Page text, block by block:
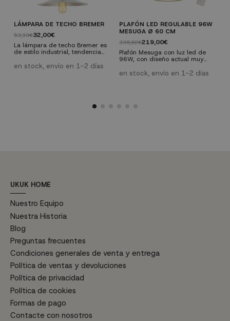
LÁMPARA DE TECHO BREMER
53,33€32,00€
La lámpara de techo Bremer es
de estilo industrial, tendencia
tanto en espacios públicos como
privados, aparentemente fría
en stock, envío en 1-2 días
PLAFÓN LED REGULABLE 96W
MESUGA Ø 60 CM
336,92€219,00€
Plafón Mesuga con luz led de
96W, con diseño actual muy
madera, con luz de intensidad y
color regulable. Mando a
en stock, envío en 1-2 días
UKUK HOME
Nuestro Equipo
Nuestra Historia
Blog
Preguntas frecuentes
Condiciones generales de venta y entrega
Política de ventas y devoluciones
Política de privacidad
Política de cookies
Formas de pago
Contacte con nosotros